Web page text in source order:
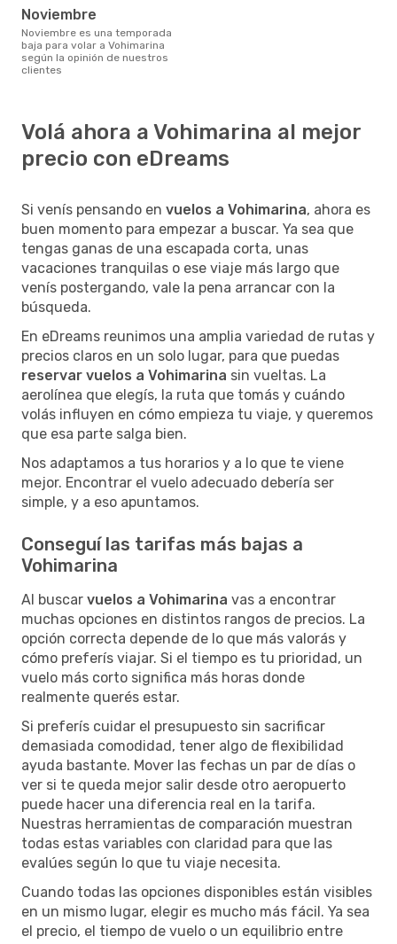
noviembre
noviembre es una temporada
baja para volar a Vohimarina
según la opinión de nuestros
clientes
Volá ahora a Vohimarina al mejor
precio con eDreams
Si venís pensando en vuelos a Vohimarina, ahora es
buen momento para empezar a buscar. Ya sea que
tengas ganas de una escapada corta, unas
vacaciones tranquilas o ese viaje más largo que
venís postergando, vale la pena arrancar con la
búsqueda.
En eDreams reunimos una amplia variedad de rutas y
precios claros en un solo lugar, para que puedas
reservar vuelos a Vohimarina sin vueltas. La
aerolínea que elegís, la ruta que tomás y cuándo
volás influyen en cómo empieza tu viaje, y queremos
que esa parte salga bien.
Nos adaptamos a tus horarios y a lo que te viene
mejor. Encontrar el vuelo adecuado debería ser
simple, y a eso apuntamos.
Conseguí las tarifas más bajas a
Vohimarina
Al buscar vuelos a Vohimarina vas a encontrar
muchas opciones en distintos rangos de precios. La
opción correcta depende de lo que más valorás y
cómo preferís viajar. Si el tiempo es tu prioridad, un
vuelo más corto significa más horas donde
realmente querés estar.
Si preferís cuidar el presupuesto sin sacrificar
demasiada comodidad, tener algo de flexibilidad
ayuda bastante. Mover las fechas un par de días o
ver si te queda mejor salir desde otro aeropuerto
puede hacer una diferencia real en la tarifa.
Nuestras herramientas de comparación muestran
todas estas variables con claridad para que las
evalúes según lo que tu viaje necesita.
Cuando todas las opciones disponibles están visibles
en un mismo lugar, elegir es mucho más fácil. Ya sea
el precio, el tiempo de vuelo o un equilibrio entre